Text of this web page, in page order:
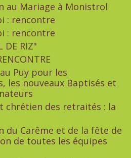
au Mariage à Monistrol
: rencontre
: rencontre
DE RIZ"
Puy pour les
les nouveaux Baptisés et
chrétien des retraités : la
du Carême et de la fête de
de toutes les équipes